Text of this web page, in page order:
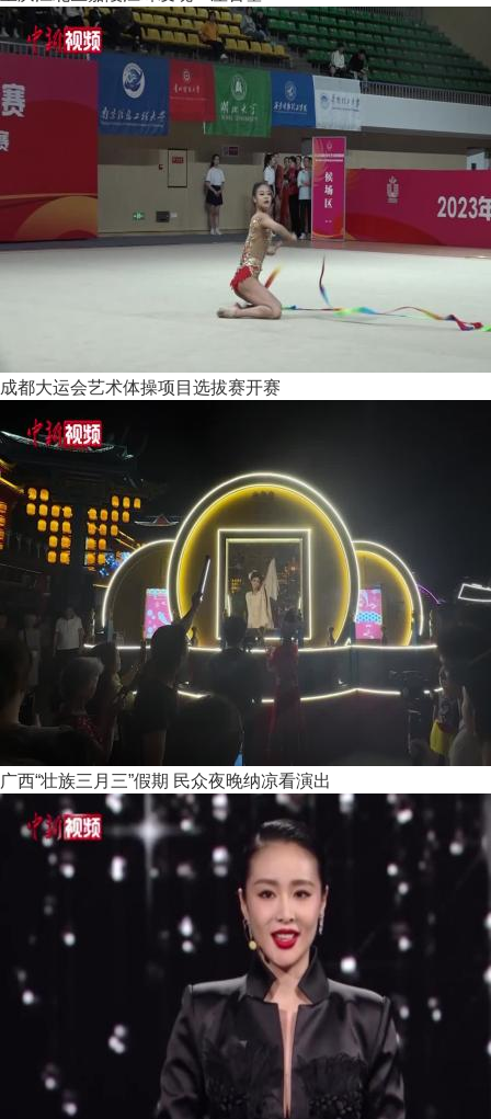
成都大运会艺术体操项目选拔赛开赛
广西“壮族三月三”假期 民众夜晚纳凉看演出